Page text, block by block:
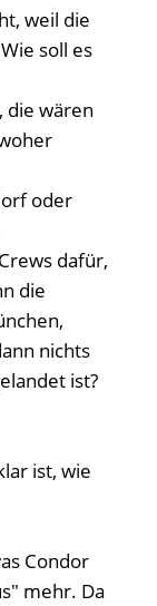
weil die
soll es
die wären
oder
dafür,
die
nichts
ist?
ist, wie
Condor
mehr. Da